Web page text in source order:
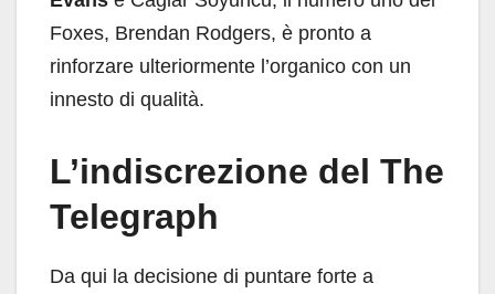
Foxes, Brendan Rodgers, è pronto a
rinforzare ulteriormente l’organico con un
innesto di qualità.
L’indiscrezione del The
Telegraph
Da qui la decisione di puntare forte a